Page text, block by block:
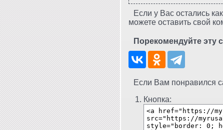
Если у Вас остались
можете оставить свой
Порекомендуйте эту
Если Вам понравился
Кнопка: